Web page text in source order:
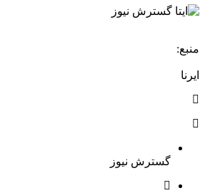
منبع:
ایرنا
گسترش نیوز